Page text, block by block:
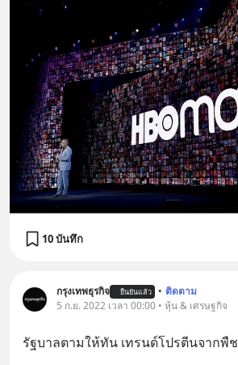
10 บันทึก
กรุงเทพธุรกิจ ยืนยันแล้ว • ติดตาม
5 ก.ย. 2022 เวลา 00:00 • หุ้น & เศรษฐกิจ
รัฐบาลตามให้ทัน เทรนด์โปรตีนจากพืช